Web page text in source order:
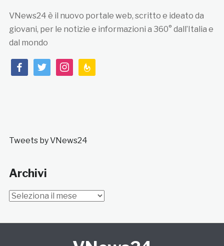
VNews24 è il nuovo portale web, scritto e ideato da
giovani, per le notizie e informazioni a 360° dall’Italia e
dal mondo
facebooktwitterinstagramfeedburner
Tweets by VNews24
Archivi
Archivi